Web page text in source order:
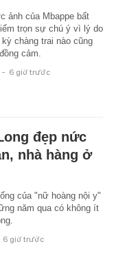
ảnh của Mbappe bất
trọn sự chú ý vì lý do
kỳ chàng trai nào cũng
cảm.
- 6 giờ trước
đẹp nức
nhà hàng ở
của "nữ hoàng nội y"
năm qua có không ít
6 giờ trước